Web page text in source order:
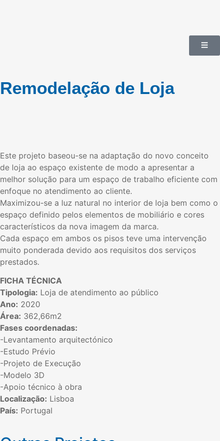
Remodelação de Loja
Este projeto baseou-se na adaptação do novo conceito
de loja ao espaço existente de modo a apresentar a
melhor solução para um espaço de trabalho eficiente com
enfoque no atendimento ao cliente.
Maximizou-se a luz natural no interior de loja bem como o
espaço definido pelos elementos de mobiliário e cores
característicos da nova imagem da marca.
Cada espaço em ambos os pisos teve uma intervenção
muito ponderada devido aos requisitos dos serviços
prestados.
FICHA TÉCNICA
Tipologia: Loja de atendimento ao público
Ano: 2020
Área: 362,66m2
Fases coordenadas:
-Levantamento arquitectónico
-Estudo Prévio
-Projeto de Execução
-Modelo 3D
-Apoio técnico à obra
Localização: Lisboa
País: Portugal